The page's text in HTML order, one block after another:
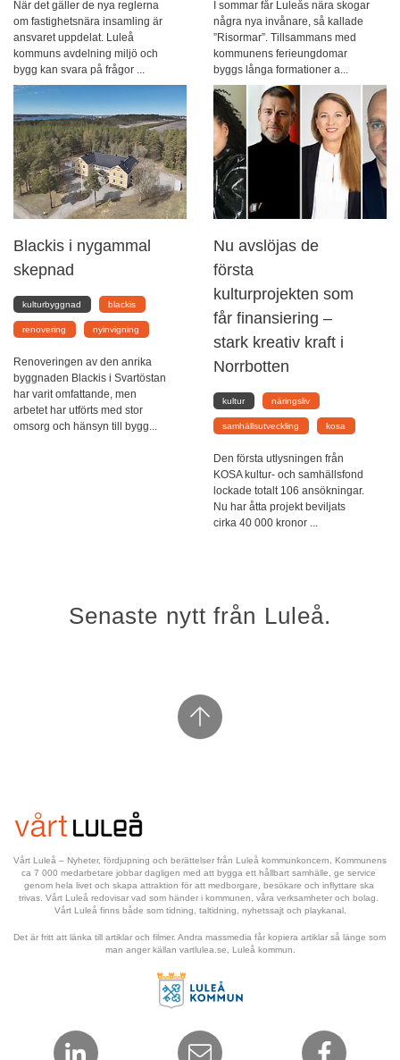
När det gäller de nya reglerna
om fastighetsnära insamling är
ansvaret uppdelat. Luleå
kommuns avdelning miljö och
bygg kan svara på frågor ...
I sommar får Luleås nära skogar
några nya invånare, så kallade
”Risormar”. Tillsammans med
kommunens ferieungdomar
byggs långa formationer a...
Blackis i nygammal
skepnad
kulturbyggnad blackis
renovering nyinvigning
Renoveringen av den anrika
byggnaden Blackis i Svartöstan
har varit omfattande, men
arbetet har utförts med stor
omsorg och hänsyn till bygg...
Nu avslöjas de
första
kulturprojekten som
får finansiering –
stark kreativ kraft i
Norrbotten
kultur näringsliv
samhällsutveckling kosa
Den första utlysningen från
KOSA kultur- och samhällsfond
lockade totalt 106 ansökningar.
Nu har åtta projekt beviljats
cirka 40 000 kronor ...
Senaste nytt från Luleå.
Vårt Luleå – Nyheter, fördjupning och berättelser från Luleå kommunkoncern. Kommunens
ca 7 000 medarbetare jobbar dagligen med att bygga ett hållbart samhälle, ge service
genom hela livet och skapa attraktion för att medborgare, besökare och inflyttare ska
trivas. Vårt Luleå redovisar vad som händer i kommunen, våra verksamheter och bolag.
Vårt Luleå finns både som tidning, taltidning, nyhetssajt och playkanal.
Det är fritt att länka till artiklar och filmer. Andra massmedia får kopiera artiklar så länge som
man anger källan vartlulea.se, Luleå kommun.